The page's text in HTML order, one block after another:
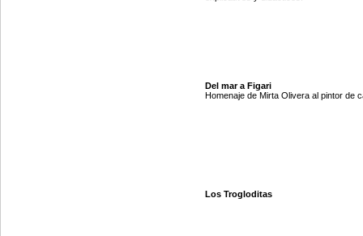
Del mar a Figari
Homenaje de Mirta Olivera al pintor de
Los Trogloditas